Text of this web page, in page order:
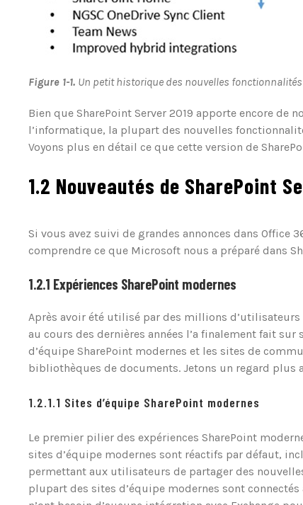
Figure 1-1. Un petit historique des nouvelles
Bien que SharePoint Server 2019 apporte encore
l’informatique, la plupart des nouvelles
Voyons plus en détail ce que cette version de
1.2 Nouveautés de SharePoint
Si vous avez suivi de grandes annonces dans Office
comprendre ce que Microsoft nous a préparé dans
1.2.1 Expériences SharePoint modernes
Après avoir été utilisé par des millions
au cours des dernières années l’a finalement fait
d’équipe SharePoint modernes et les sites de
bibliothèques de documents. Jetons un regard plus
1.2.1.1 Sites d’équipe SharePoint modernes
Le premier pilier des expériences SharePoint
sites d’équipe modernes sont réactifs par défaut,
permettant aux utilisateurs de partager des
plupart des sites d’équipe modernes sont